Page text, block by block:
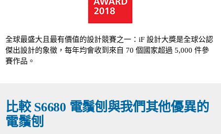
全球最盛大且最有價值的設計競賽之一：iF 設計大獎是全球公認
傑出設計的象徵，每年均會收到來自 70 個國家超過 5,000 件參
賽作品。
比較 S6680 電鬚刨與我們其他優異的
電鬚刨